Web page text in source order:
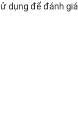
dụng để đánh giá